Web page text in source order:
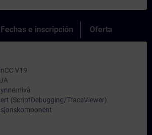
Fechas e inscripción Oferta
V19
(ScriptDebugging/TraceViewer)